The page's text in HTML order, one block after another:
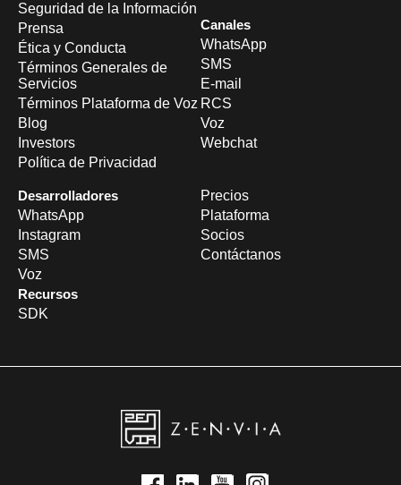
Seguridad de la Información
Prensa
Ética y Conducta
Términos Generales de
Servicios
Términos Plataforma de Voz
Blog
Investors
Política de Privacidad
Canales
WhatsApp
SMS
E-mail
RCS
Voz
Webchat
Desarrolladores
WhatsApp
Instagram
SMS
Voz
Recursos
SDK
Precios
Plataforma
Socios
Contáctanos